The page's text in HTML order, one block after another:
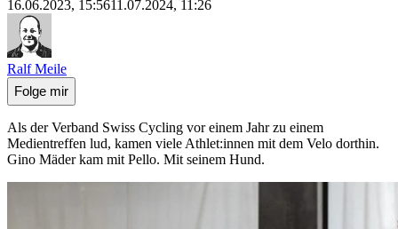
16.06.2023, 15:5611.07.2024, 11:26
Ralf Meile
Folge mir
Als der Verband Swiss Cycling vor einem Jahr zu einem
Medientreffen lud, kamen viele Athlet:innen mit dem Velo dorthin.
Gino Mäder kam mit Pello. Mit seinem Hund.